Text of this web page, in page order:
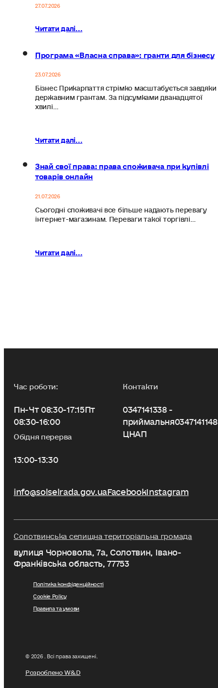
27.07.2026
Читати далі...
Програма «Власна справа»: гранти для бізнесу
23.07.2026
Бізнес Прикарпаття стрімко масштабується завдяки
державним грантам. За підсумками дванадцятої
хвилі…
Читати далі...
Знай свої права: права споживача при купівлі
товарів онлайн
21.07.2026
Сьогодні споживачі все більше надають перевагу
інтернет-магазинам. Переваги такої торгівлі…
Читати далі...
Час роботи:
Пн-Чт 08:30-17:15Пт
08:30-16:00
Обідня перерва
13:00-13:30
Контакти
0347141338 -
приймальня
ЦНАП
info@solselrada.gov.uaFacebookInstagram
Солотвинська селищна територіальна громада
вулиця Чорновола, 7a, Солотвин, Івано-
Франківська область, 77753
Політика конфіденційності
Cookie Policy
Правила та умови
© 2026 . Всі права захищені.
Розроблено W&D